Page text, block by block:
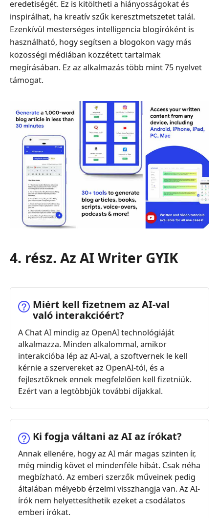
eredetiségét. Ez is kitöltheti a hiányosságokat és
inspirálhat, ha kreatív szűk keresztmetszetet talál.
Ezenkívül mesterséges intelligencia blogíróként is
használható, hogy segítsen a blogokon vagy más
közösségi médiában közzétett tartalmak
megírásában. Ez az alkalmazás több mint 75 nyelvet
támogat.
4. rész. Az AI Writer GYIK
Miért kell fizetnem az AI‑val
való interakcióért?
A Chat AI mindig az OpenAI technológiáját
alkalmazza. Minden alkalommal, amikor
interakcióba lép az AI-val, a szoftvernek le kell
kérnie a szervereket az OpenAI-tól, és a
fejlesztőknek ennek megfelelően kell fizetniük.
Ezért van a legtöbbjük további díjakkal.
Ki fogja váltani az AI az írókat?
Annak ellenére, hogy az AI már magas szinten ír,
még mindig követ el mindenféle hibát. Csak néha
megbízható. Az emberi szerzők műveinek pedig
általában mélyebb érzelmi visszhangja van. Az AI-
írók nem helyettesíthetik ezeket a csodálatos
emberi írókat.